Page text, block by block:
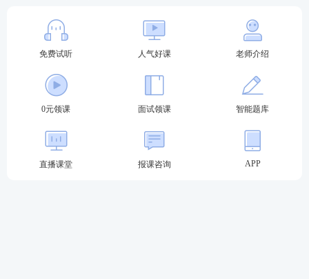
2.报考小学教师资格考试，应当具备全日制中等师范
学校毕业及其以上学历，非中等师范学校毕业生应当
具备大专毕业及其以上学历。
3.报考初级中学以及初级职业学校文化课、专业课教
师资格考试，应当具备高等师范专科学校或者其他大
学专科毕业及其以上学历。
4.报考高级中学以及中等专业学校、技工学校、职业
免费试听 人气好课 老师介绍
0元领课 面试领课 智能题库
直播课堂 报课咨询 APP